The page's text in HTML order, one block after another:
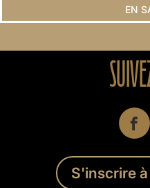
EN
S'inscrire